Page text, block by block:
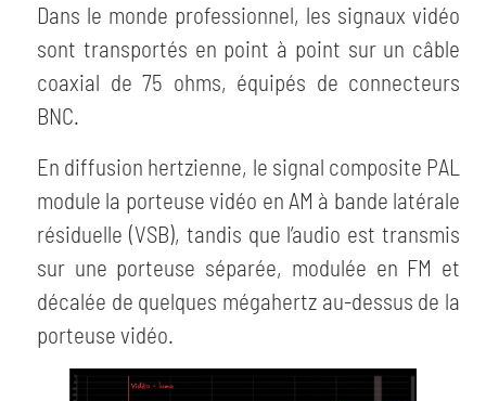
Dans le monde professionnel, les signaux vidéo
sont transportés en point à point sur un câble
coaxial de 75 ohms, équipés de connecteurs
BNC.
En diffusion hertzienne, le signal composite PAL
module la porteuse vidéo en AM à bande latérale
résiduelle (VSB), tandis que l’audio est transmis
sur une porteuse séparée, modulée en FM et
décalée de quelques mégahertz au-dessus de la
porteuse vidéo.